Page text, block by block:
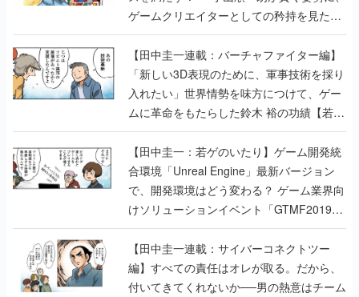
ゲームクリエイターとしての矜持を見た
【若ゲのいたり最終回】
【田中圭一連載：バーチャファイター編】
「新しい3D表現のために、軍事技術を採り
入れたい」世界情勢を味方につけて、ゲー
ムに革命をもたらした鈴木 裕の功績【若ゲ
のいたり】
【田中圭一：若ゲのいたり】ゲーム開発統
合環境「Unreal Engine」最新バージョン
で、開発環境はどう変わる？ ゲーム業界向
けソリューションイベント「GTMF2019」
に行って、より理解を深めよう【PR】
【田中圭一連載：サイバーコネクトツー
編】すべての責任はオレが取る。だから、
付いてきてくれないか──男の熱意はチーム